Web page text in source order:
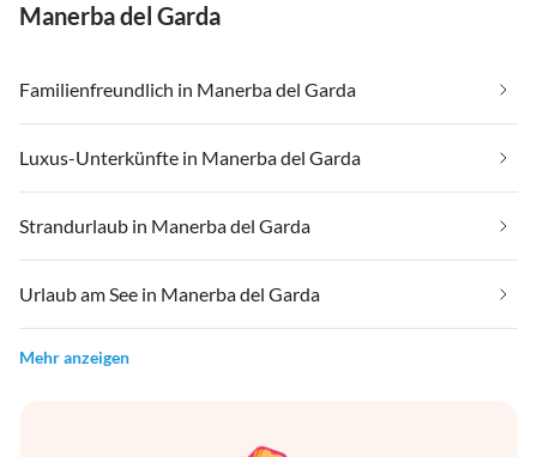
Manerba del Garda
Familienfreundlich in Manerba del Garda
Luxus-Unterkünfte in Manerba del Garda
Strandurlaub in Manerba del Garda
Urlaub am See in Manerba del Garda
Mehr anzeigen